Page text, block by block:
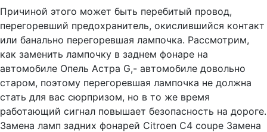
Причиной этого может быть перебитый провод,
перегоревший предохранитель, окислившийся контакт
или банально перегоревшая лампочка. Рассмотрим,
как заменить лампочку в заднем фонаре на
автомобиле Опель Астра G,- автомобиле довольно
старом, поэтому перегоревшая лампочка не должна
стать для вас сюрпризом, но в то же время
работающий сигнал повышает безопасность на дороге.
Замена ламп задних фонарей Citroen C4 coupe Замена